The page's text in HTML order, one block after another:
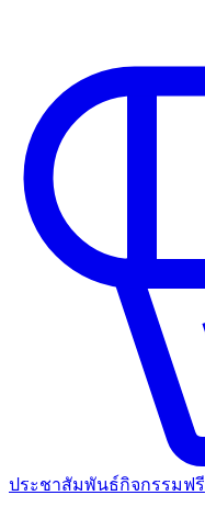
ประชาสัมพันธ์กิจกรรมฟรี